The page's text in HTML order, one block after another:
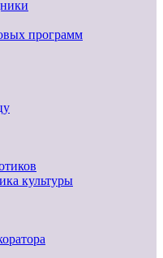
программ
культуры